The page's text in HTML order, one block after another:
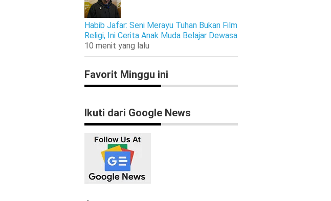
Habib Jafar: Seni Merayu Tuhan Bukan Film
Religi, Ini Cerita Anak Muda Belajar Dewasa
10 menit yang lalu
Favorit Minggu ini
Ikuti dari Google News